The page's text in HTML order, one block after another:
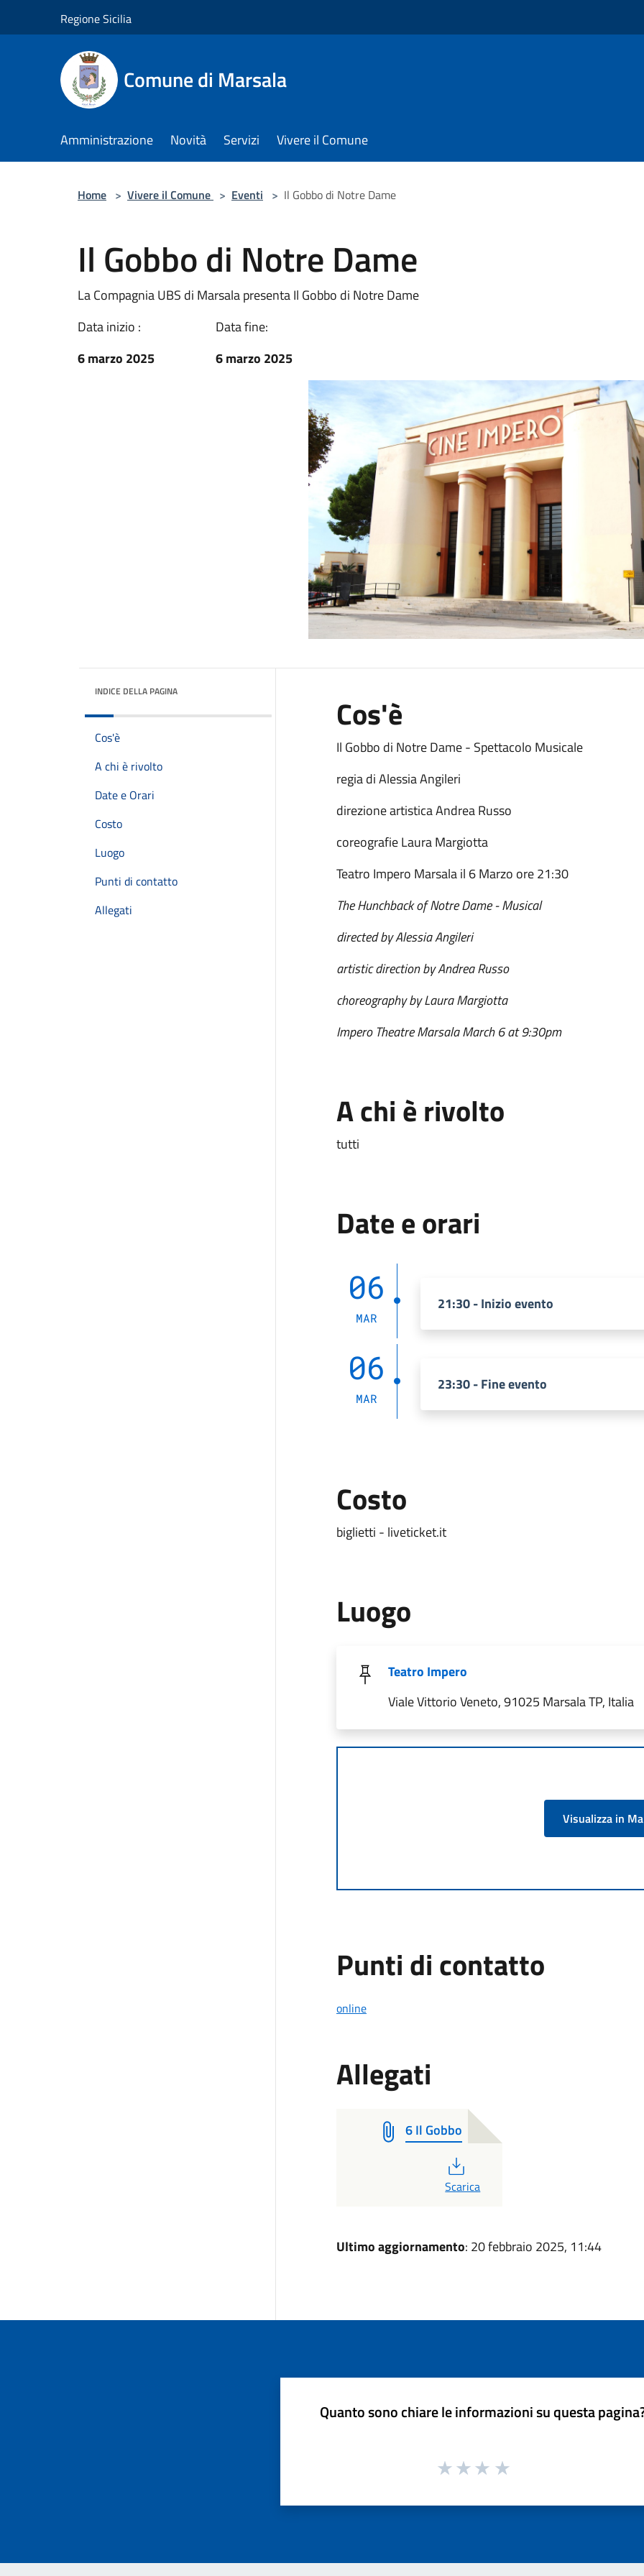
Regione Sicilia
Comune di Marsala
Amministrazione Novità Servizi Vivere il Comune
Home > Vivere il Comune > Eventi > Il Gobbo di Notre Dame
Il Gobbo di Notre Dame
La Compagnia UBS di Marsala presenta Il Gobbo di Notre Dame
Data inizio :
6 marzo 2025
Data fine:
6 marzo 2025
INDICE DELLA PAGINA
Cos'è
A chi è rivolto
Date e Orari
Costo
Luogo
Punti di contatto
Allegati
Cos'è
Il Gobbo di Notre Dame - Spettacolo Musicale
regia di Alessia Angileri
direzione artistica Andrea Russo
coreografie Laura Margiotta
Teatro Impero Marsala il 6 Marzo ore 21:30
The Hunchback of Notre Dame - Musical
directed by Alessia Angileri
artistic direction by Andrea Russo
choreography by Laura Margiotta
Impero Theatre Marsala March 6 at 9:30pm
A chi è rivolto
tutti
Date e orari
06
MAR
21:30 - Inizio evento
06
MAR
23:30 - Fine evento
Costo
biglietti - liveticket.it
Luogo
Teatro Impero
Viale Vittorio Veneto, 91025 Marsala TP, Italia
Visualizza in
Punti di contatto
online
Allegati
6 Il Gobbo
PDF
Scarica
Ultimo aggiornamento: 20 febbraio 2025, 11:44
Quanto sono chiare le informazioni su questa